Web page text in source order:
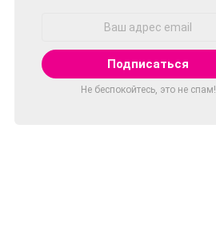
Не беспокойтесь, это не спам!